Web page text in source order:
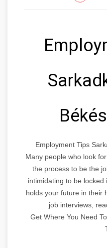
Employment Tips
Many people who look
the process to be the
intimidating to be
holds your future in their
job interviews,
Get Where You Need